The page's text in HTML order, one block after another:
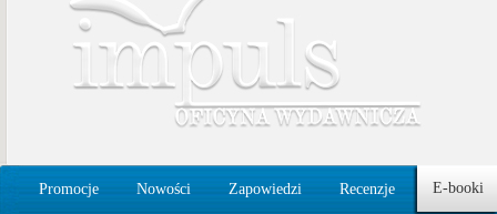
Promocje Nowości Zapowiedzi Recenzje E-booki